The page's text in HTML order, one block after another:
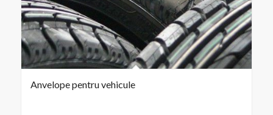
Anvelope pentru vehicule